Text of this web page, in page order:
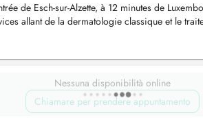
de Esch-sur-Alzette, à 12 minutes de
allant de la dermatologie classique et le
Nessuna disponibilità online
Chiamare per prendere appuntamento